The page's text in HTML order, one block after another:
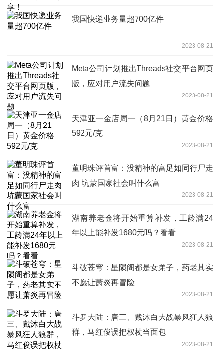
我国快递业务量超700亿件
2023-08-21
Meta公司计划推出Threads社交平台网页
版，应对用户流失问题
2023-08-21
天津亚一金店周一（8月21日）黄金价格
592元/克
2023-08-21
董明珠评首富：没精神的富足如同行尸走
肉 坑蒙国家社会叫什么富
2023-08-21
湖南养老金将开始重算补发，工龄满24
年以上能补发1680元吗？看看
2023-08-21
斗破苍穹：星陨阁都是女弟子，药老其实
不愿让萧炎再冒险
2023-08-21
斗罗大陆：唐三、戴沐白大战暴风狂人狼
群，马红俊误把权杖当面包
2023-08-21